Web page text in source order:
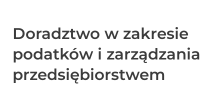
Doradztwo w zakresie
podatków i zarządzania
przedsiębiorstwem